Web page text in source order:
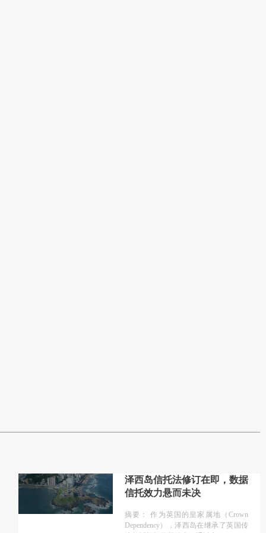
泽西岛信托法修订在即，数据
信托效力悬而未决
摘要： 作为英国的皇家属地（Crown
Dependency），泽西岛在继承了英国传